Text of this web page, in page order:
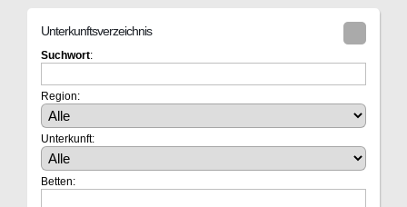
Unterkunftsverzeichnis
Suchwort:
Region:
Unterkunft:
Betten: